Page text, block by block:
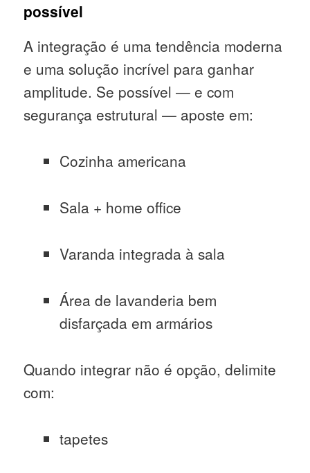
possível
A integração é uma tendência moderna
e uma solução incrível para ganhar
amplitude. Se possível — e com
segurança estrutural — aposte em:
Cozinha americana
Sala + home office
Varanda integrada à sala
Área de lavanderia bem
disfarçada em armários
Quando integrar não é opção, delimite
com:
tapetes